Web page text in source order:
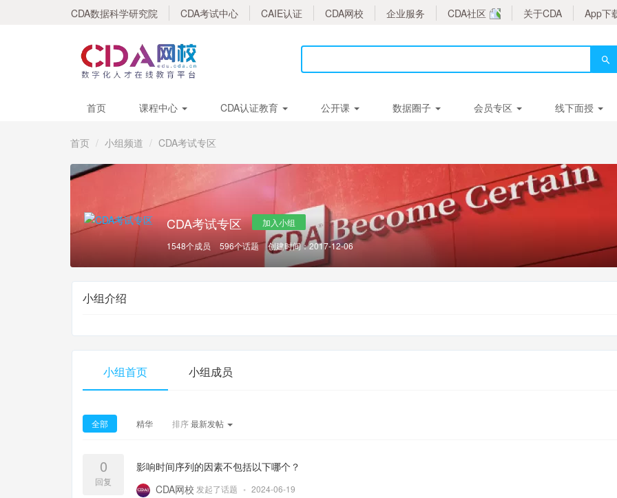
CDA数据科学研究院 CDA考试中心 CAIE认证 CDA网校 企业服务 CDA社区 关于CDA App下
首页 课程中心 CDA认证教育 公开课 数据圈子 会员专区 线下面授
首页 小组频道 CDA考试专区
CDA考试专区
加入小组
1548个成员
596个话题 创建时间：2017-12-06
小组介绍
小组首页 小组成员
全部 精华 排序最新发帖
0
回复
影响时间序列的因素不包括以下哪个？
CDA网校 发起了话题 • 2024-06-19